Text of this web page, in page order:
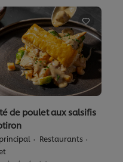
de poulet aux salsifis
Restaurants
et techniques similaires pour
sur notre site. Les cookies
de certaines fonctionnalités
de votre "panier en ligne"), de